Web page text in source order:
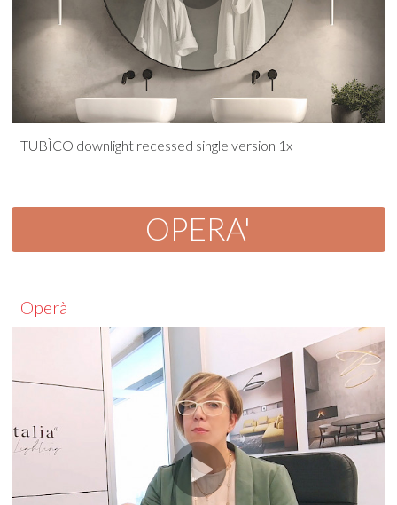
TUBÌCO downlight recessed single version 1x
OPERA'
Operà